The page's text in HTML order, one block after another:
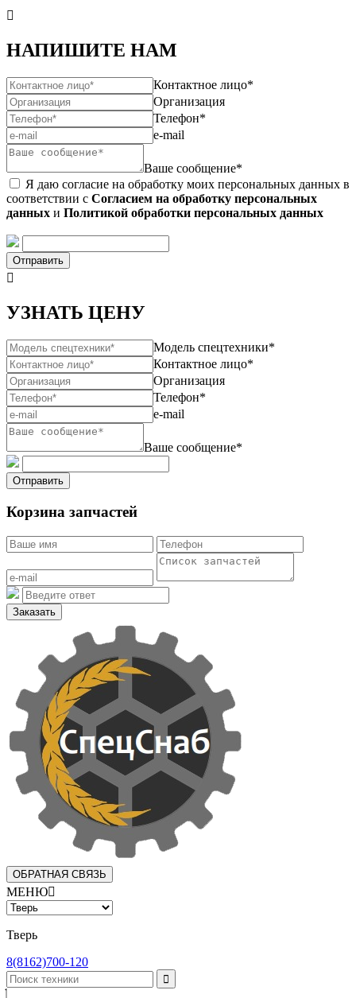

НАПИШИТЕ НАМ
Контактное лицо*
Организация
Телефон*
e-mail
Ваше сообщение*
Я даю согласие на обработку моих персональных данных в
соответствии с Согласием на обработку персональных
данных и Политикой обработки персональных данных
Отправить

УЗНАТЬ ЦЕНУ
Модель спецтехники*
Контактное лицо*
Организация
Телефон*
e-mail
Ваше сообщение*
Отправить
Корзина запчастей
Заказать
ОБРАТНАЯ СВЯЗЬ
МЕНЮ
Тверь
8(8162)700-120
